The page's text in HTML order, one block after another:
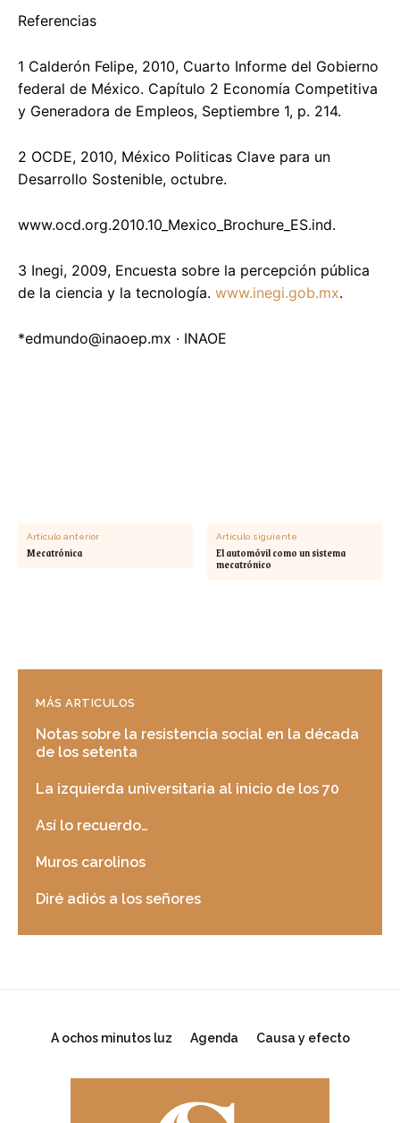
Referencias
1 Calderón Felipe, 2010, Cuarto Informe del Gobierno
federal de México. Capítulo 2 Economía Competitiva
y Generadora de Empleos, Septiembre 1, p. 214.
2 OCDE, 2010, México Politicas Clave para un
Desarrollo Sostenible, octubre.
www.ocd.org.2010.10_Mexico_Brochure_ES.ind.
3 Inegi, 2009, Encuesta sobre la percepción pública
de la ciencia y la tecnología. www.inegi.gob.mx.
*edmundo@inaoep.mx · INAOE
Artículo anterior
Mecatrónica
Artículo siguiente
El automóvil como un sistema
mecatrónico
MÁS ARTICULOS
Notas sobre la resistencia social en la década
de los setenta
La izquierda universitaria al inicio de los 70
Así lo recuerdo…
Muros carolinos
Diré adiós a los señores
A ochos minutos luz Agenda Causa y efecto